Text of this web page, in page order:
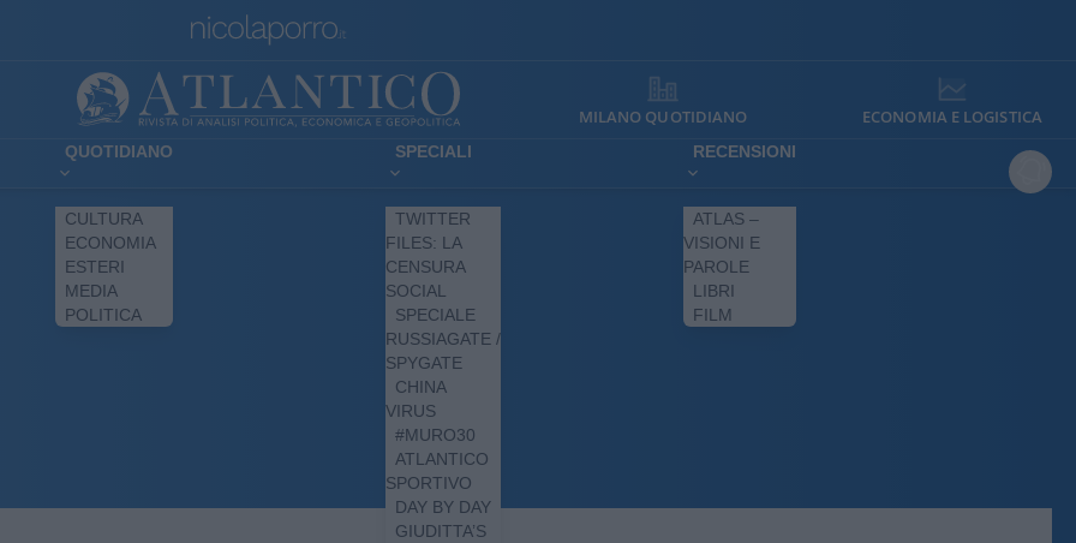
MILANO QUOTIDIANO ECONOMIA E LOGISTICA
QUOTIDIANO
CULTURA
ECONOMIA
ESTERI
MEDIA
POLITICA
SPECIALI
TWITTER
FILES: LA
CENSURA
SOCIAL
SPECIALE
RUSSIAGATE /
SPYGATE
CHINA
VIRUS
#MURO30
ATLANTICO
SPORTIVO
DAY BY DAY
GIUDITTA’S
RECENSIONI
ATLAS –
VISIONI E
PAROLE
LIBRI
FILM